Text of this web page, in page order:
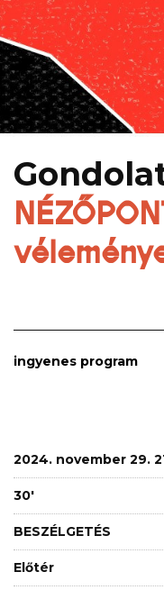
ingyenes program
2024. november 29.
30'
BESZÉLGETÉS
Előtér